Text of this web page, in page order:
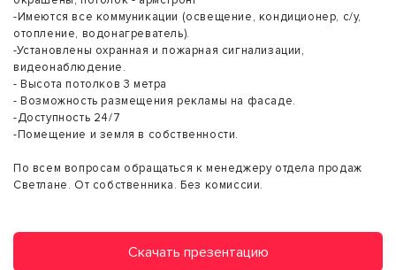
-Имеются все коммуникации (освещение, кондиционер, с/у,
отопление, водонагреватель).
-Установлены охранная и пожарная сигнализации,
видеонаблюдение.
- Высота потолков 3 метра
- Возможность размещения рекламы на фасаде.
-Доступность 24/7
-Помещение и земля в собственности.
По всем вопросам обращаться к менеджеру отдела продаж
Светлане. От собственника. Без комиссии.
Скачать презентацию